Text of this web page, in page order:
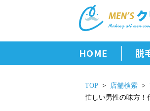
HOME 脱
TOP 店舗検索
忙しい男性の味方！